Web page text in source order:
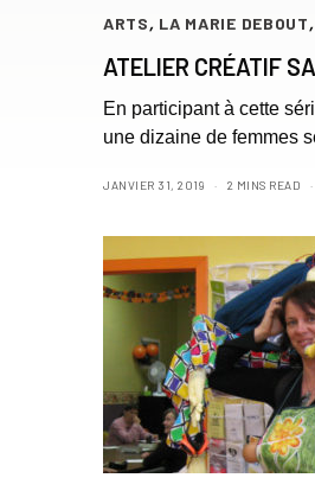
ARTS, LA MARIE DEBOUT,
ATELIER CRÉATIF
En participant à cette
une dizaine de femmes
JANVIER 31, 2019 2 MINS READ